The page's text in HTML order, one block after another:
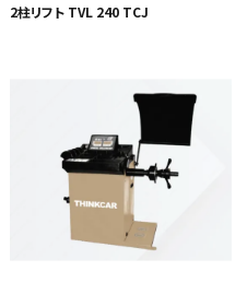
2柱リフト TVL 240 TCJ